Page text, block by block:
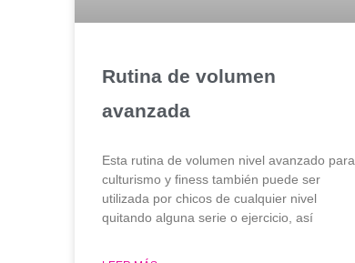
Rutina de volumen
avanzada
Esta rutina de volumen nivel avanzado para
culturismo y finess también puede ser
utilizada por chicos de cualquier nivel
quitando alguna serie o ejercicio, así